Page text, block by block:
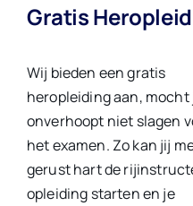
Gratis
Wij bieden een gratis
heropleiding aan, mocht
onverhoopt niet slagen
het examen. Zo kan jij
gerust hart de
opleiding starten en je